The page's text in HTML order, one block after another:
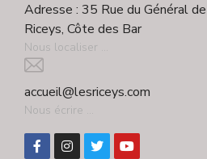
Adresse : 35 Rue du Général
Riceys, Côte des Bar
Nous localiser ...
accueil@lesriceys.com
Nous écrire ...